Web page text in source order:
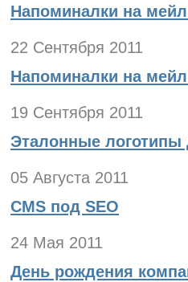
Напоминалки на
22 Сентября 2011
Напоминалки на
19 Сентября 2011
Эталонные
05 Августа 2011
CMS под SEO
24 Мая 2011
День рождения